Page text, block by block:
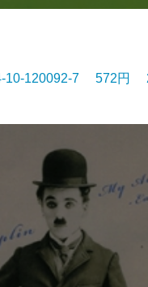
10-120092-7 572円